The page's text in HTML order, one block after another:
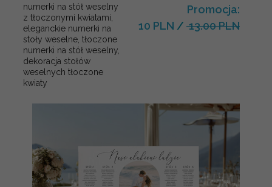
numerki na stół weselny
z tłoczonymi kwiatami,
eleganckie numerki na
stoły weselne, tłoczone
numerki na stół weselny,
dekoracja stołów
weselnych tłoczone
kwiaty
Promocja:
10 PLN / 13.00 PLN